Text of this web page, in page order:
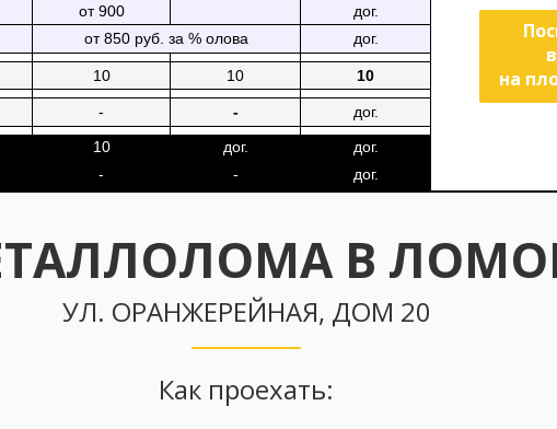
на
от 900
дог.
от 850 руб. за % олова дог.
10 10 10
- -
дог.
10 дог.
дог.
- - дог.
В
УЛ. ОРАНЖЕРЕЙНАЯ, ДОМ 20
Как проехать: